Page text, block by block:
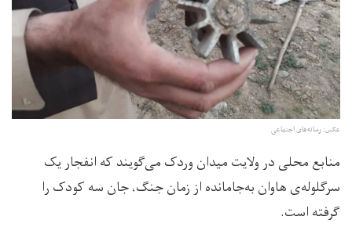
عکس: رسانه‌های اجتماعی
منابع محلی در ولایت میدان وردک می‌گویند که انفجار یک
سرگلوله‌ی هاوان به‌جامانده از زمان جنگ، جان سه کودک را
گرفته است.